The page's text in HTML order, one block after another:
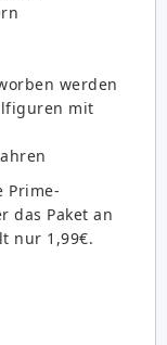
werden
mit
Prime-
das Paket an
nur 1,99€.